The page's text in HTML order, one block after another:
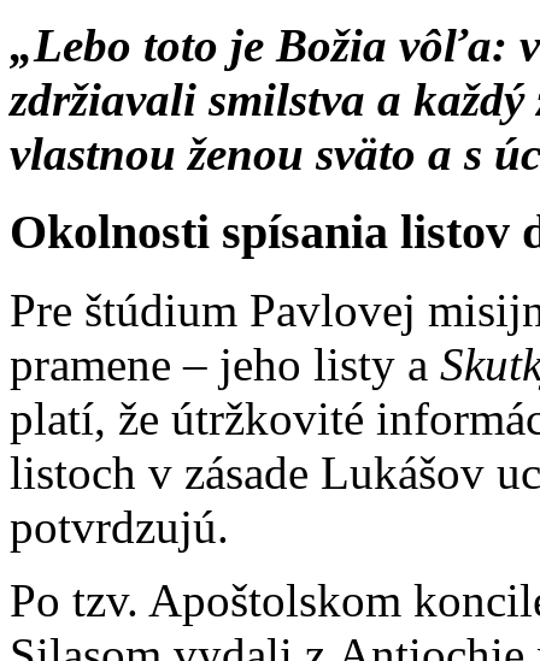
„Lebo toto je Božia vôľa:
zdržiavali smilstva a
vlastnou ženou sväto a s
Okolnosti spísania listov
Pre štúdium Pavlovej
pramene – jeho listy a
platí, že útržkovité
listoch v zásade Lukášov
potvrdzujú.
Po tzv. Apoštolskom